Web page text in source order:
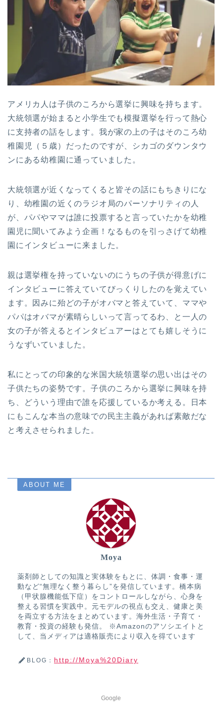
アメリカ人は子供のころから選挙に興味を持ちます。
大統領選が始まると小学生でも模擬選挙を行って熱心
に支持者の話をします。我が家の上の子はそのころ幼
稚園児（５歳）だったのですが、シカゴのダウンタウ
ンにある幼稚園に通っていました。
大統領選が近くなってくると皆その話にもちきりにな
り、幼稚園の近くのラジオ局のパーソナリティの人
が、パパやママは誰に投票すると言っていたかを幼稚
園児に聞いてみよう企画！なるものを引っさげて幼稚
園にインタビューに来ました。
親は選挙権を持っていないのにうちの子供が得意げに
インタビューに答えていてびっくりしたのを覚えてい
ます。因みに殆どの子がオバマと答えていて、ママや
パパはオバマが素晴らしいって言ってるわ、と一人の
女の子が答えるとインタビュアーはとても嬉しそうに
うなずいていました。
私にとっての印象的な米国大統領選挙の思い出はその
子供たちの姿勢です。子供のころから選挙に興味を持
ち、どういう理由で誰を応援しているか考える。日本
にもこんな本当の意味での民主主義があれば素敵だな
と考えさせられました。
ABOUT ME
Moya
薬剤師としての知識と実体験をもとに、体調・食事・運
動など“無理なく整う暮らし”を発信しています。橋本病
（甲状腺機能低下症）をコントロールしながら、心身を
整える習慣を実践中。元モデルの視点も交え、健康と美
を両立する方法をまとめています。海外生活・子育て・
教育・投資の経験も発信。 ※Amazonのアソシエイトと
して、当メディアは適格販売により収入を得ています
BLOG： http://Moya%20Diary
Google